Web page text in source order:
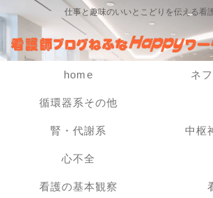
仕事と趣味のいいとこどりを伝える看
home ネ
循環器系その他
腎・代謝系 中枢
心不全
看護の基本観察